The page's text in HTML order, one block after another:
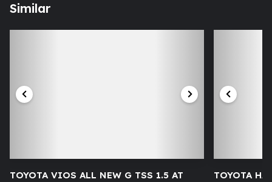
Similar
TOYOTA VIOS ALL NEW G TSS 1.5 AT
TOYOTA